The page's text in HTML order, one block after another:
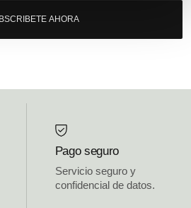
AHORA
Pago seguro
Servicio seguro y
confidencial de datos.